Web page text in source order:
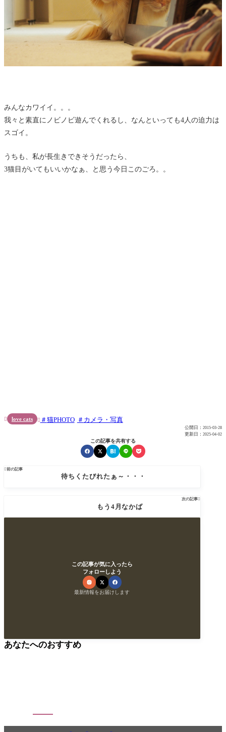
みんなカワイイ。。。
我々と素直にノビノビ遊んでくれるし、なんといっても4人の迫力は
スゴイ。
うちも、私が長生きできそうだったら、
3猫目がいてもいいかなぁ、と思う今日このごろ。。
 love cats  猫PHOTO カメラ・写真
公開日： 2015-03-28
更新日： 2025-04-02
この記事を共有する
前の記事
待ちくたびれたぁ～・・・
次の記事
もう4月なかば
この記事が気に入ったら
フォローしよう
最新情報をお届けします
あなたへのおすすめ